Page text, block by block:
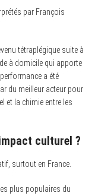
par François
tétraplégique suite à
à domicile qui apporte
a été
du meilleur acteur pour
et la chimie entre les
culturel ?
surtout en France.
plus populaires du